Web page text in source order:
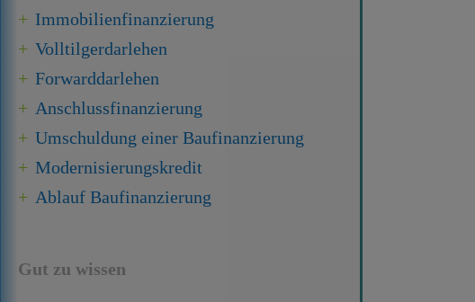
Immobilien­finanzierung
Volltilgerdarlehen
Forward­darlehen
Anschluss­finanzierung
Umschuldung einer Baufinanzierung
Modernisierungskredit
Ablauf Baufinanzierung
Gut zu wissen